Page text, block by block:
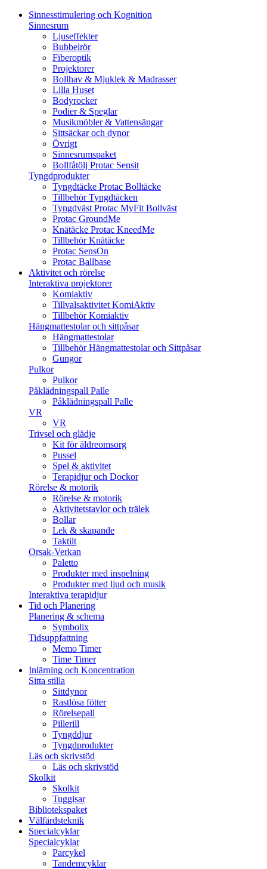
Sinnesstimulering och Kognition
Sinnesrum
Ljuseffekter
Bubbelrör
Fiberoptik
Projektorer
Bollhav & Mjuklek & Madrasser
Lilla Huset
Bodyrocker
Podier & Speglar
Musikmöbler & Vattensängar
Sittsäckar och dynor
Övrigt
Sinnesrumspaket
Bollfåtölj Protac Sensit
Tyngdprodukter
Tyngdtäcke Protac Bolltäcke
Tillbehör Tyngdtäcken
Tyngdväst Protac MyFit Bollväst
Protac GroundMe
Knätäcke Protac KneedMe
Tillbehör Knätäcke
Protac SensOn
Protac Ballbase
Aktivitet och rörelse
Interaktiva projektorer
Komiaktiv
Tillvalsaktivitet KomiAktiv
Tillbehör Komiaktiv
Hängmattestolar och sittpåsar
Hängmattestolar
Tillbehör Hängmattestolar och Sittpåsar
Gungor
Pulkor
Pulkor
Påklädningspall Palle
Påklädningspall Palle
VR
VR
Trivsel och glädje
Kit för äldreomsorg
Pussel
Spel & aktivitet
Terapidjur och Dockor
Rörelse & motorik
Rörelse & motorik
Aktivitetstavlor och trälek
Bollar
Lek & skapande
Taktilt
Orsak-Verkan
Paletto
Produkter med inspelning
Produkter med ljud och musik
Interaktiva terapidjur
Tid och Planering
Planering & schema
Symbolix
Tidsuppfattning
Memo Timer
Time Timer
Inlärning och Koncentration
Sitta stilla
Sittdynor
Rastlösa fötter
Rörelsepall
Pillerill
Tyngddjur
Tyngdprodukter
Läs och skrivstöd
Läs och skrivstöd
Skolkit
Skolkit
Tuggisar
Bibliotekspaket
Välfärdsteknik
Specialcyklar
Specialcyklar
Parcykel
Tandemcyklar